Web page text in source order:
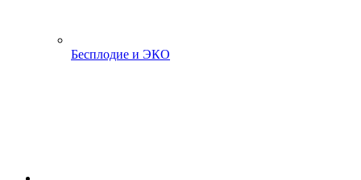
Бесплодие и ЭКО